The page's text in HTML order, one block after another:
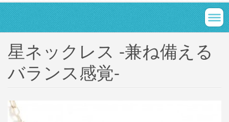
星ネックレス -兼ね備える
バランス感覚-